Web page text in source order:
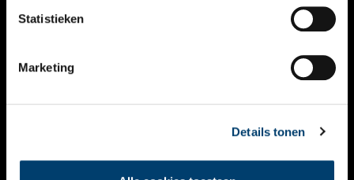
Statistieken
Marketing
Details tonen
THEMA’S
VIDEO’S
CONTACT